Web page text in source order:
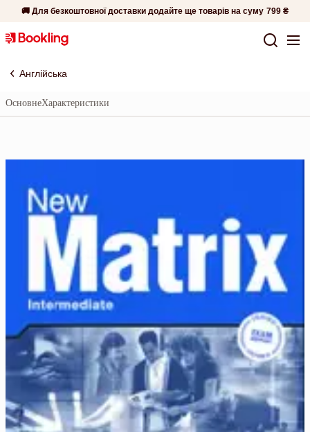
🚚 Для безкоштовної доставки додайте ще товарів на суму 799 ₴
Англійська
ОсновнеХарактеристики